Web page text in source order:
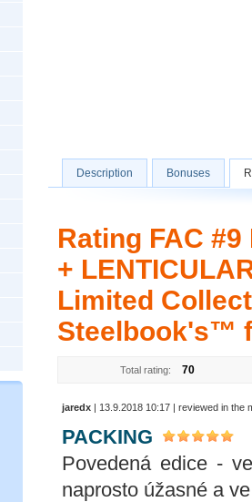
Description Bonuses
Rating FAC
+
Limited
Steelbook's™
Total rating: 70
jaredx | 13.9.2018 10:17 | reviewed in the
PACKING
Povedená edice -
naprosto úžasné a